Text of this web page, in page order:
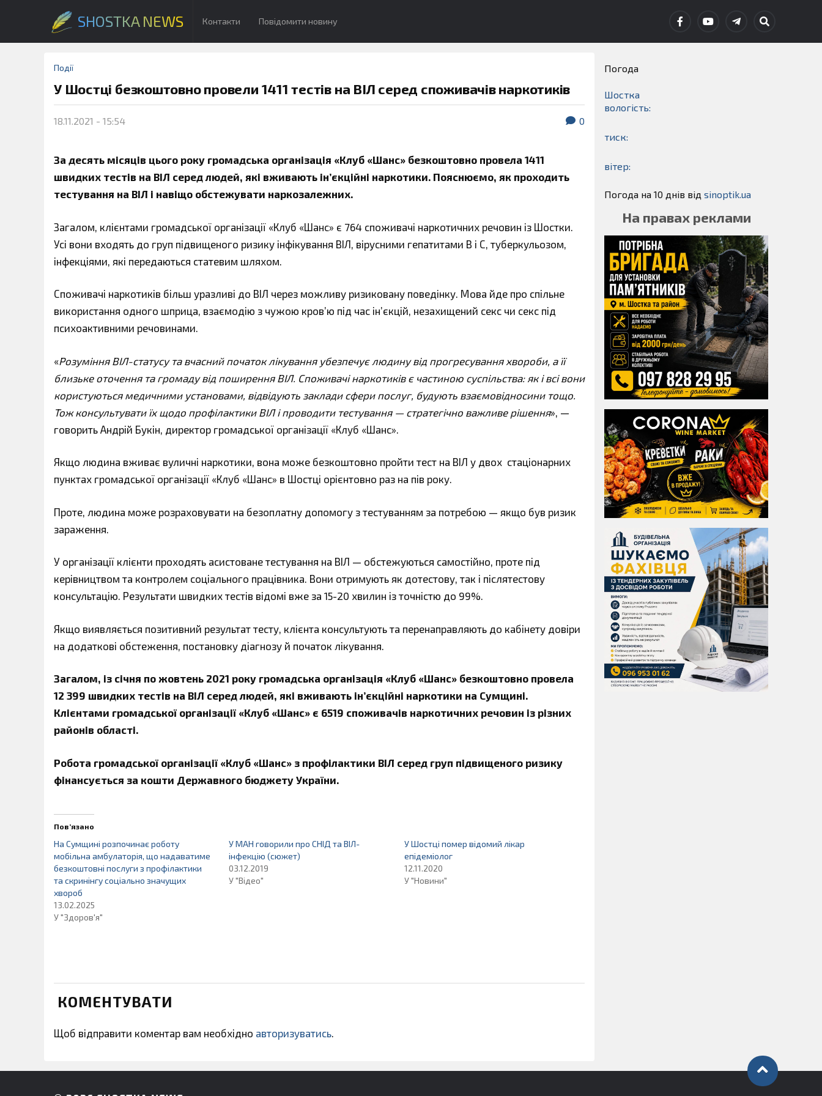
SHOSTKA NEWS Контакти Повідомити новину
Події
У Шостці безкоштовно провели 1411 тестів на ВІЛ серед споживачів наркотиків
18.11.2021 - 15:54 0
За десять місяців цього року громадська організація «Клуб «Шанс» безкоштовно провела 1411
швидких тестів на ВІЛ серед людей, які вживають ін’єкційні наркотики. Пояснюємо, як проходить
тестування на ВІЛ і навіщо обстежувати наркозалежних.
Загалом, клієнтами громадської організації «Клуб «Шанс» є 764 споживачі наркотичних речовин із Шостки.
Усі вони входять до груп підвищеного ризику інфікування ВІЛ, вірусними гепатитами В і С, туберкульозом,
інфекціями, які передаються статевим шляхом.
Споживачі наркотиків більш уразливі до ВІЛ через можливу ризиковану поведінку. Мова йде про спільне
використання одного шприца, взаємодію з чужою кров’ю під час ін’єкцій, незахищений секс чи секс під
психоактивними речовинами.
«Розуміння ВІЛ-статусу та вчасний початок лікування убезпечує людину від прогресування хвороби, а її
близьке оточення та громаду від поширення ВІЛ. Споживачі наркотиків є частиною суспільства: як і всі вони
користуються медичними установами, відвідують заклади сфери послуг, будують взаємовідносини тощо.
Тож консультувати їх щодо профілактики ВІЛ і проводити тестування — стратегічно важливе рішення», —
говорить Андрій Букін, директор громадської організації «Клуб «Шанс».
Якщо людина вживає вуличні наркотики, вона може безкоштовно пройти тест на ВІЛ у двох стаціонарних
пунктах громадської організації «Клуб «Шанс» в Шостці орієнтовно раз на пів року.
Проте, людина може розраховувати на безоплатну допомогу з тестуванням за потребою — якщо був ризик
зараження.
У організації клієнти проходять асистоване тестування на ВІЛ — обстежуються самостійно, проте під
керівництвом та контролем соціального працівника. Вони отримують як дотестову, так і післятестову
консультацію. Результати швидких тестів відомі вже за 15-20 хвилин із точністю до 99%.
Якщо виявляється позитивний результат тесту, клієнта консультують та перенаправляють до кабінету довіри
на додаткові обстеження, постановку діагнозу й початок лікування.
Загалом, із січня по жовтень 2021 року громадська організація «Клуб «Шанс» безкоштовно провела
12 399 швидких тестів на ВІЛ серед людей, які вживають ін’єкційні наркотики на Сумщині.
Клієнтами громадської організації «Клуб «Шанс» є 6519 споживачів наркотичних речовин із різних
районів області.
Робота громадської організації «Клуб «Шанс» з профілактики ВІЛ серед груп підвищеного ризику
фінансується за кошти Державного бюджету України.
Пов’язано
На Сумщині розпочинає роботу
мобільна амбулаторія, що надаватиме
безкоштовні послуги з профілактики
та скринінгу соціально значущих
хвороб
13.02.2025
У "Здоров'я"
У МАН говорили про СНІД та ВІЛ-
інфекцію (сюжет)
03.12.2019
У "Відео"
У Шостці помер відомий лікар
епідеміолог
12.11.2020
У "Новини"
КОМЕНТУВАТИ
Щоб відправити коментар вам необхідно авторизуватись.
Погода
Шостка
вологість:
тиск:
вітер:
Погода на 10 днів від sinoptik.ua
На правах реклами